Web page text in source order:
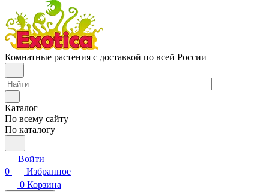
Комнатные растения с доставкой по всей России
Каталог
По всему сайту
По каталогу
Войти
0
Избранное
0 Корзина